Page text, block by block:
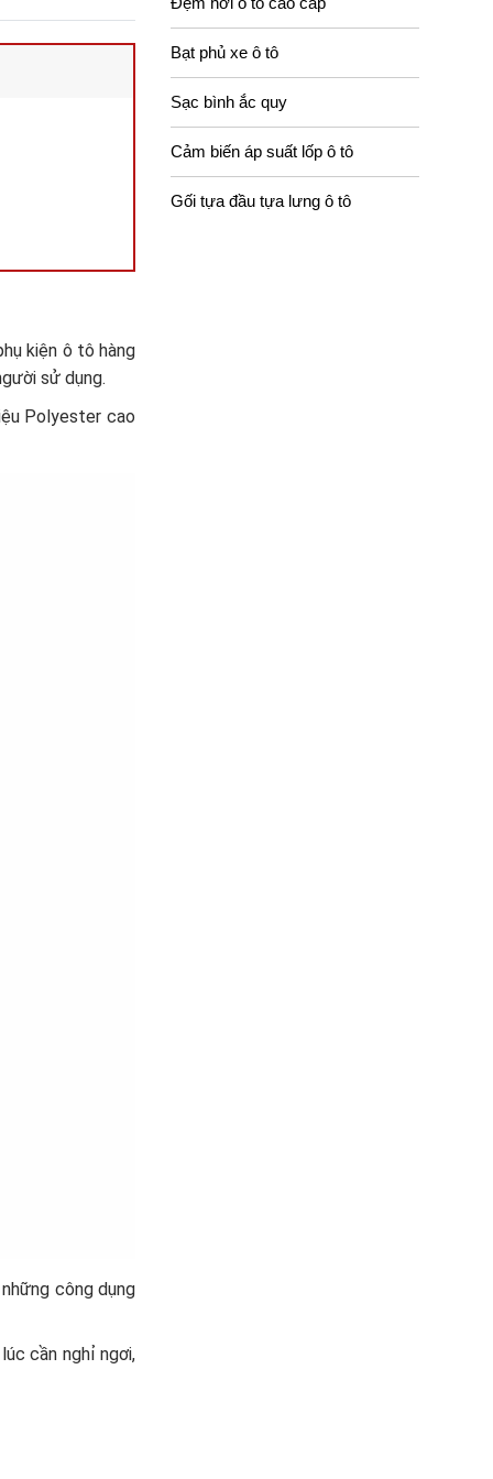
kiện ô tô hàng
sử dụng.
Polyester cao
công dụng
cần nghỉ ngơi,
Bạt phủ xe ô tô
Sạc bình ắc quy
Cảm biến áp suất lốp ô tô
Gối tựa đầu tựa lưng ô tô